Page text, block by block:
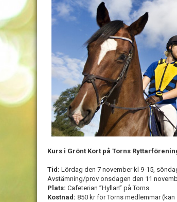
Kurs i Grönt Kort på Torns
Tid: Lördag den 7 november kl 9-15,
Avstämning/prov onsdagen den 11
Plats: Cafeterian ”Hyllan” på Torns
Kostnad: 850 kr för Torns medlemmar